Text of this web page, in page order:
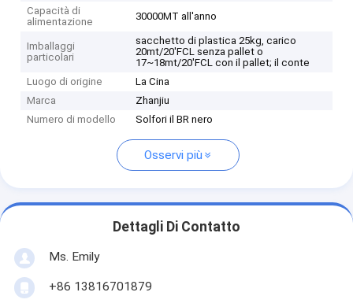
Capacità di
alimentazione
30000MT all'anno
Imballaggi
particolari
sacchetto di plastica 25kg, carico
20mt/20'FCL senza pallet o
17~18mt/20'FCL con il pallet; il conte
Luogo di origine
La Cina
Marca
Zhanjiu
Numero di modello
Solfori il BR nero
Osservi più
Dettagli Di Contatto
Ms. Emily
+86 13816701879